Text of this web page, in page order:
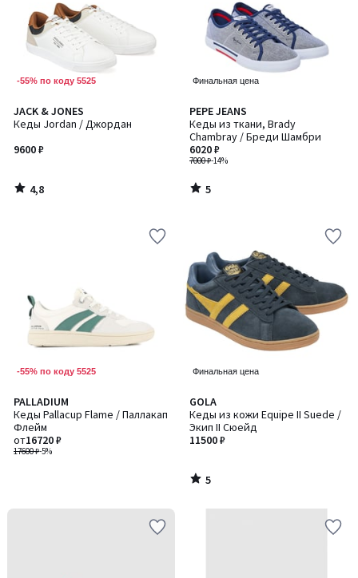
-55% по коду 5525
JACK & JONES
Кеды Jordan / Джордан
9600 ₽
4,8
/ 5
4,8
/
Финальная цена
PEPE JEANS
Кеды из ткани, Brady
Chambray / Бреди Шамбри
7000 ₽-14%
6020 ₽
5
/
5
5
/
-55% по коду 5525
PALLADIUM
Кеды Pallacup Flame / Паллакап
Флейм
17600 ₽-5%
от16720 ₽
Финальная цена
GOLA
Кеды из кожи Equipe II Suede /
Экип II Сюейд
11500 ₽
5
/
5
5
/